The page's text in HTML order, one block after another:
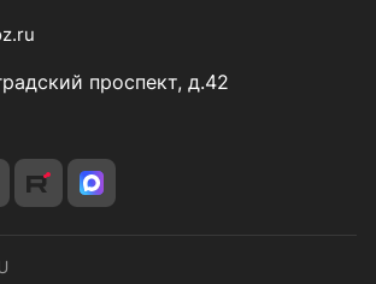
проспект, д.42